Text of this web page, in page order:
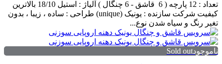
تعداد : 12 پارچه ( 6 قاشق - 6 چنگال ) آلیاژ : استیل 18/10 بالاترین
کیفیت شرکت سازنده : یونیک (unique) طراحی : ساده ، زیبا ، بدون
تغیر رنگ و سیاه شدن نوع...
ناموجودSold out